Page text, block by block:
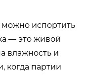
испортить
— это живой
влажность и
когда партии